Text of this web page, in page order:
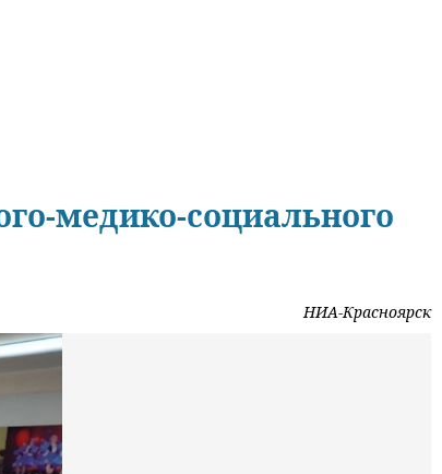
медико-социального
НИА-Красноярск